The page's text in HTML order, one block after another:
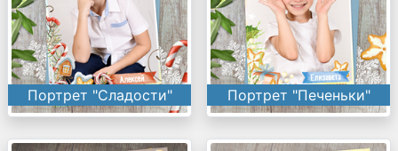
Портрет "Сладости" Портрет "Печеньки"